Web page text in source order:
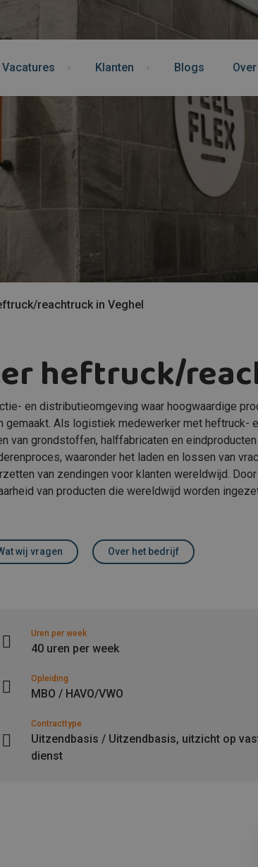
Vacatures Klanten Blogs
reachtruck in Veghel
heftruck/
en distributieomgeving waar hoogwaardige
Als logistiek medewerker met heftruck-
van grondstoffen, halffabricaten en
waaronder het laden en lossen van
van zendingen voor klanten wereldwijd.
van producten die wereldwijd worden
wij vragen Over het bedrijf
Uren per week
40 uren per week
Opleiding
MBO / HAVO/VWO
Contracttype
Uitzendbasis / Uitzendbasis, uitzicht op
dienst